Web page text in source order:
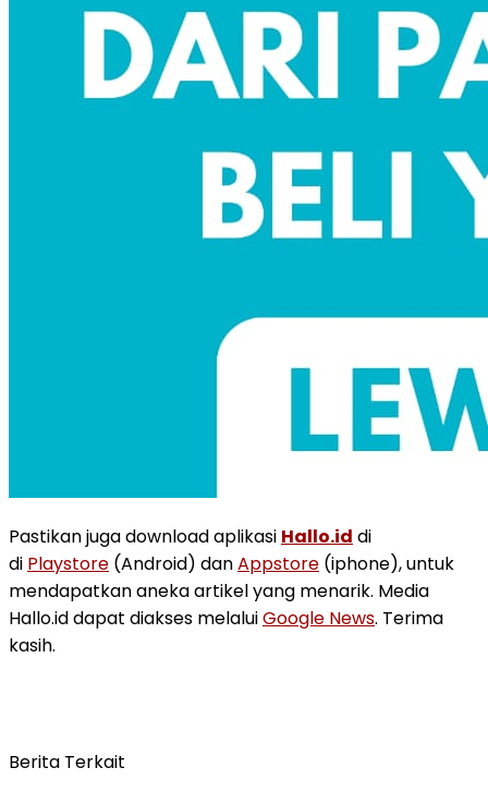
Pastikan juga download aplikasi Hallo.id di
di Playstore (Android) danAppstore (iphone), untuk
mendapatkan aneka artikel yang menarik. Media
Hallo.id dapat diakses melaluiGoogle News. Terima
kasih.
Berita Terkait